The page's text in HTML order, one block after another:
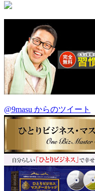
@9masu からのツイート